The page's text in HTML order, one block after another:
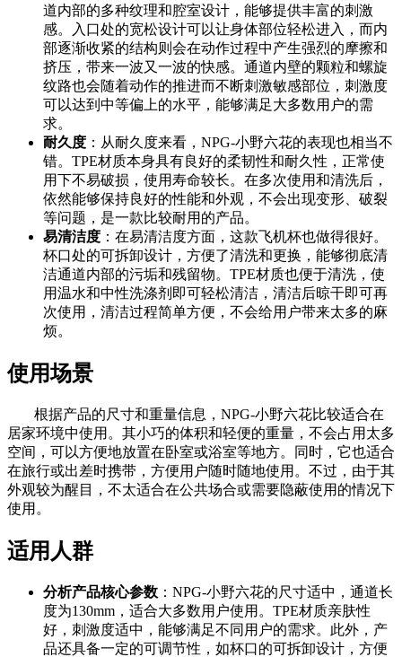
道内部的多种纹理和腔室设计，能够提供丰富的刺激
感。入口处的宽松设计可以让身体部位轻松进入，而内
部逐渐收紧的结构则会在动作过程中产生强烈的摩擦和
挤压，带来一波又一波的快感。通道内壁的颗粒和螺旋
纹路也会随着动作的推进而不断刺激敏感部位，刺激度
可以达到中等偏上的水平，能够满足大多数用户的需
求。
耐久度 ：从耐久度来看，NPG-小野六花的表现也相当不
错。TPE材质本身具有良好的柔韧性和耐久性，正常使
用下不易破损，使用寿命较长。在多次使用和清洗后，
依然能够保持良好的性能和外观，不会出现变形、破裂
等问题，是一款比较耐用的产品。
易清洁度 ：在易清洁度方面，这款飞机杯也做得很好。
杯口处的可拆卸设计，方便了清洗和更换，能够彻底清
洁通道内部的污垢和残留物。TPE材质也便于清洗，使
用温水和中性洗涤剂即可轻松清洁，清洁后晾干即可再
次使用，清洁过程简单方便，不会给用户带来太多的麻
烦。
使用场景
根据产品的尺寸和重量信息，NPG-小野六花比较适合在
居家环境中使用。其小巧的体积和轻便的重量，不会占用太多
空间，可以方便地放置在卧室或浴室等地方。同时，它也适合
在旅行或出差时携带，方便用户随时随地使用。不过，由于其
外观较为醒目，不太适合在公共场合或需要隐蔽使用的情况下
使用。
适用人群
分析产品核心参数 ：NPG-小野六花的尺寸适中，通道长
度为130mm，适合大多数用户使用。TPE材质亲肤性
好，刺激度适中，能够满足不同用户的需求。此外，产
品还具备一定的可调节性，如杯口的可拆卸设计，方便